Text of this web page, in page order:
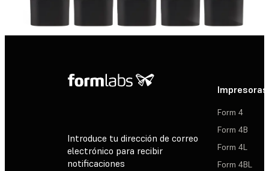
Introduce tu dirección de correo
electrónico para recibir
notificaciones
Impresoras
Form 4
Form 4B
Form 4L
Form 4BL